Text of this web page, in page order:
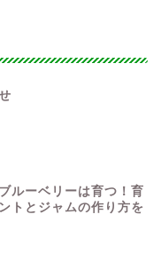
ルーベリーは育つ！育
トとジャムの作り方を